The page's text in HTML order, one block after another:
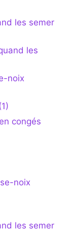
les semer
les
noix
congés
noix
les semer